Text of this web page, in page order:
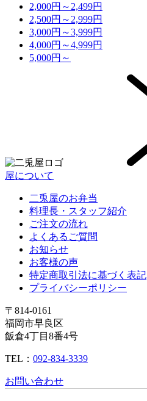
2,000円～2,499円
2,500円～2,999円
3,000円～3,999円
4,000円～4,999円
5,000円～
屋について
二兎屋のお弁当
料理長・スタッフ紹介
ご注文の流れ
よくあるご質問
お知らせ
お客様の声
特定商取引法に基づく表記
プライバシーポリシー
〒814-0161
福岡市早良区
飯倉4丁目8番4号
TEL： 092-834-3339
お問い合わせ